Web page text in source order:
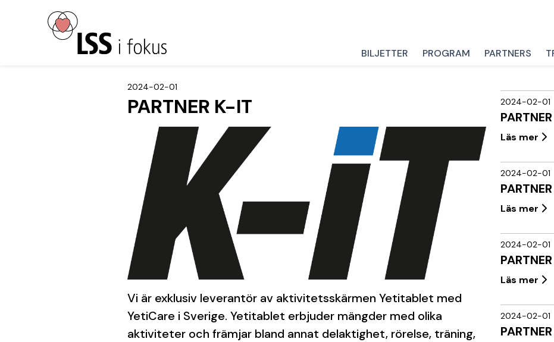
BILJETTER PROGRAM PARTNERS
2024-02-01
PARTNER K-IT
Vi är exklusiv leverantör av aktivitetsskärmen Yetitablet med
YetiCare i Sverige. Yetitablet erbjuder mängder med olika
aktiviteter och främjar bland annat delaktighet, rörelse, träning,
2024-02-01
Läs mer
2024-02-01
Läs mer
2024-02-01
Läs mer
2024-02-01